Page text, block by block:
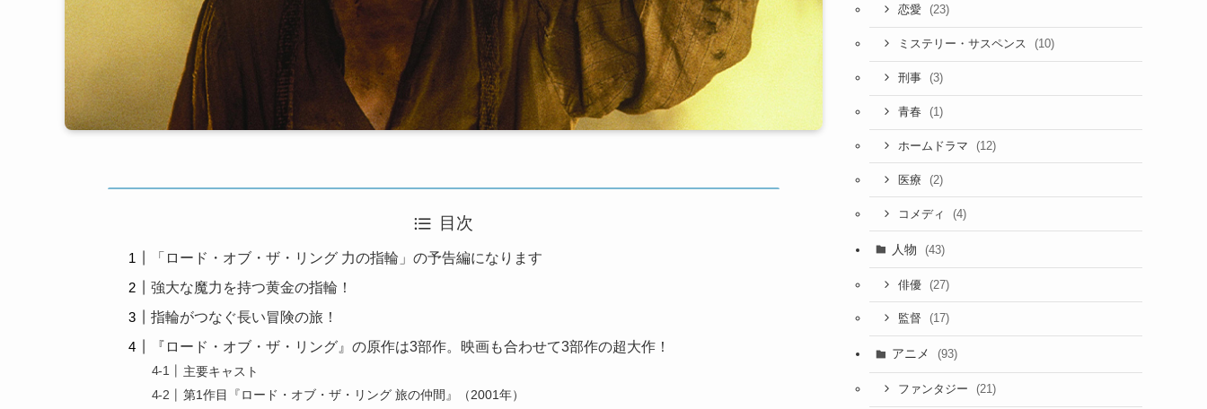
目次
「ロード・オブ・ザ・リング 力の指輪」の予告編になります
強大な魔力を持つ黄金の指輪！
指輪がつなぐ長い冒険の旅！
『ロード・オブ・ザ・リング』の原作は3部作。映画も合わせて3部作の超大作！
主要キャスト
第1作目『ロード・オブ・ザ・リング 旅の仲間』（2001年）
恋愛 (23)
ミステリー・サスペンス (10)
刑事 (3)
青春 (1)
ホームドラマ (12)
医療 (2)
コメディ (4)
人物 (43)
俳優 (27)
監督 (17)
アニメ (93)
ファンタジー (21)